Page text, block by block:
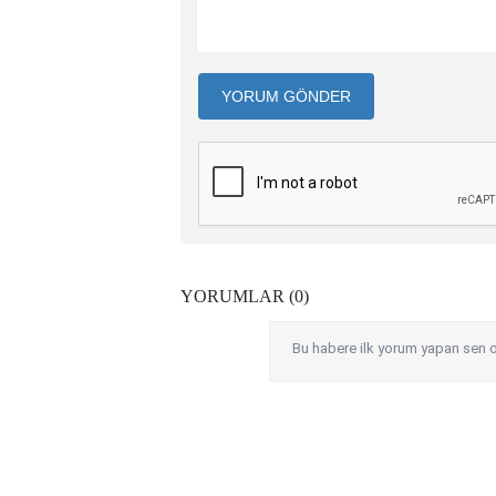
YORUM GÖNDER
YORUMLAR (0)
Bu habere ilk yorum yapan sen